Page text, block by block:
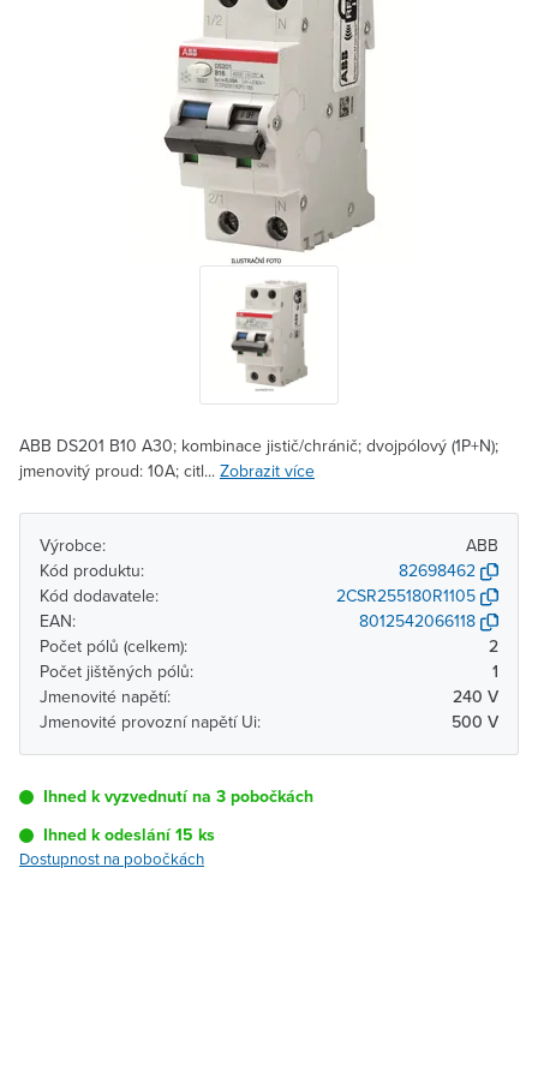
ABB DS201 B10 A30; kombinace jistič/chránič; dvojpólový (1P+N);
jmenovitý proud: 10A; citl... Zobrazit více
Výrobce:
ABB
Kód produktu:
82698462
Kód dodavatele:
2CSR255180R1105
EAN:
8012542066118
Počet pólů (celkem):
2
Počet jištěných pólů:
1
Jmenovité napětí:
240 V
Jmenovité provozní napětí Ui:
500 V
Ihned k vyzvednutí na 3 pobočkách
Ihned k odeslání 15 ks
Dostupnost na pobočkách